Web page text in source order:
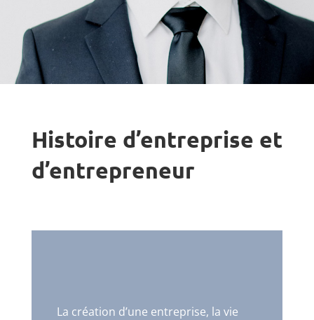
Histoire d’entreprise et
d’entrepreneur
La création d’une entreprise, la vie